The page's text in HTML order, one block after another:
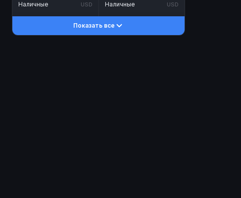
Наличные USD Наличные USD
Показать все